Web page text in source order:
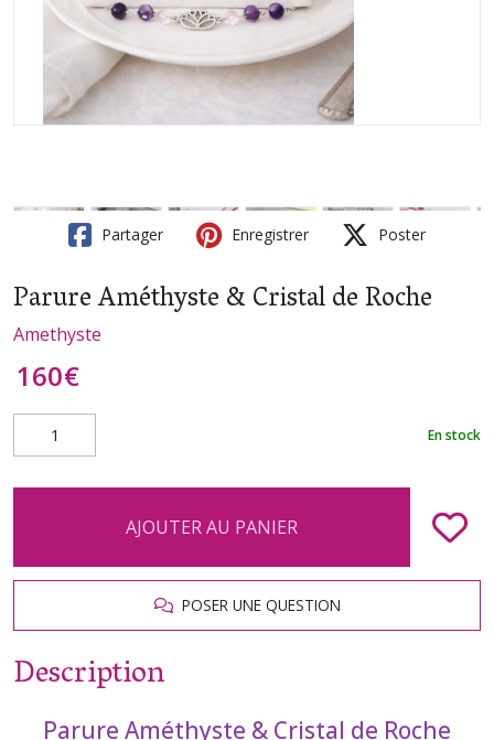
Partager Enregistrer Poster
Parure Améthyste & Cristal de Roche
Amethyste
160€
En stock
AJOUTER AU PANIER
POSER UNE QUESTION
Description
Parure Améthyste & Cristal de Roche